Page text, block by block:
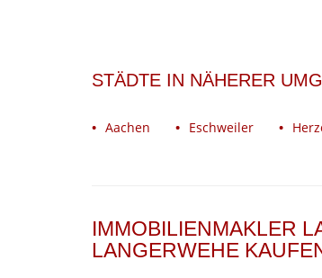
STÄDTE IN NÄHERER
Aachen Eschweiler
IMMOBILIENMAKLER
LANGERWEHE